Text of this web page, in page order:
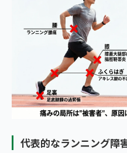
代表的なランニング障